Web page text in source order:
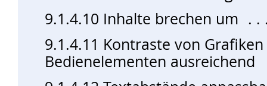
9.1.4.10 Inhalte brechen um
9.1.4.11 Kontraste von
Bedienelementen ausreichend